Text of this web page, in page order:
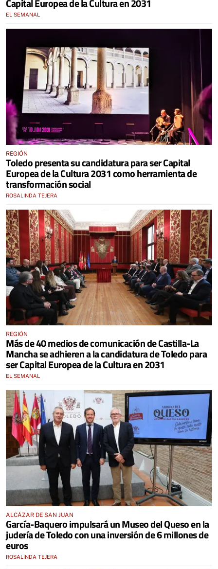
Capital Europea de la Cultura en 2031
EL SEMANAL
REGIÓN
Toledo presenta su candidatura para ser Capital
Europea de la Cultura 2031 como herramienta de
transformación social
ROSALINDA TEJERA
REGIÓN
Más de 40 medios de comunicación de Castilla-La
Mancha se adhieren a la candidatura de Toledo para
ser Capital Europea de la Cultura en 2031
EL SEMANAL
ALCÁZAR DE SAN JUAN
García-Baquero impulsará un Museo del Queso en la
judería de Toledo con una inversión de 6 millones de
euros
ROSALINDA TEJERA